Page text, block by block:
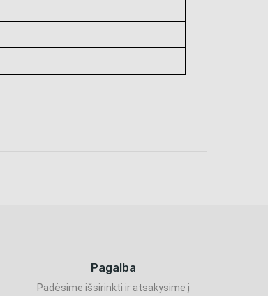
Pagalba
Padėsime išsirinkti ir atsakysime į